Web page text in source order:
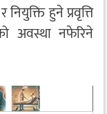
हुने प्रवृत्ति
अवस्था नफेरिने